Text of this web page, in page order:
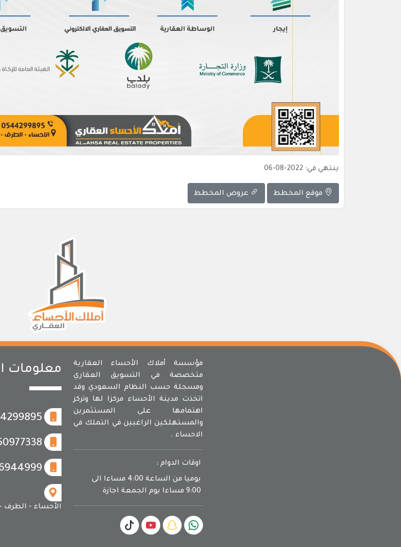
ينتهي في: 2022-08-06
موقع المخطط عروض المخطط
مؤسسة أملاك الأحساء العقارية
متخصصة في التسويق العقاري
ومسجلة حسب النظام السعودي وقد
اتخذت مدينة الأحساء مركزا لها وتركز
اهتمامها على المستثمرين
والمستهلكين الراغبين في التملك في
الاحساء .
اوقات الدوام :
يوميا من الساعة 4:00 مساءا الى
9:00 مساءا يوم الجمعة اجازة
معلومات
الأحساء -